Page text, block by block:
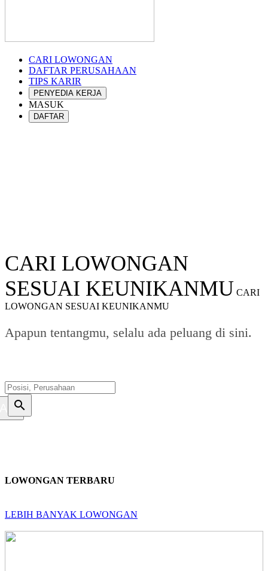
CARI LOWONGAN
DAFTAR PERUSAHAAN
TIPS KARIR
PENYEDIA KERJA
MASUK
DAFTAR
CARI LOWONGAN
SESUAI KEUNIKANMU CARI
LOWONGAN SESUAI KEUNIKANMU
Apapun tentangmu, selalu ada peluang di sini.
search
LOWONGAN TERBARU
LEBIH BANYAK LOWONGAN